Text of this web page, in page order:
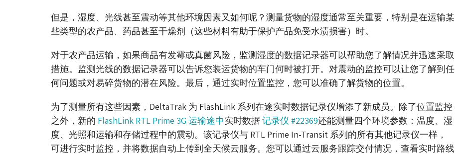
但是，湿度、光线甚至震动等其他环境因素又如何呢？测量货物的湿度通常至关重要，特别是在运输某
些类型的农产品、药品甚至干燥剂（这些材料有助于保护产品免受水渍损害）时。
对于农产品运输，如果商品有发霉或真菌风险，监测湿度的数据记录器可以帮助您了解情况并迅速采取
措施。监测光线的数据记录器可以告诉您装运货物的车门何时被打开。对震动的监控可以让您了解到任
何问题或对易碎货物的潜在风险。最后，通过实时位置监控，您可以准确了解货物的位置。
为了测量所有这些因素，DeltaTrak 为 FlashLink 系列在途实时数据记录仪增添了新成员。除了位置监控
之外，新的 FlashLink RTL Prime 3G 运输途中实时数据记录仪 #22369还能测量四个环境参数：温度、湿
度、光照和运输和存储过程中的震动。该记录仪与 RTL Prime In-Transit 系列的所有其他记录仪一样，
可进行实时监控，并将数据自动上传到全天候云服务。您可以通过云服务跟踪交付情况，查看实时路线